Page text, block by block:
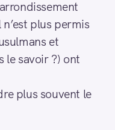
arrondissement
plus permis
et
le savoir ?) ont
plus souvent le